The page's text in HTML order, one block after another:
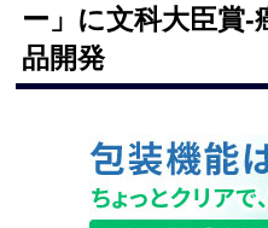
ー」に文科大臣賞
品開発